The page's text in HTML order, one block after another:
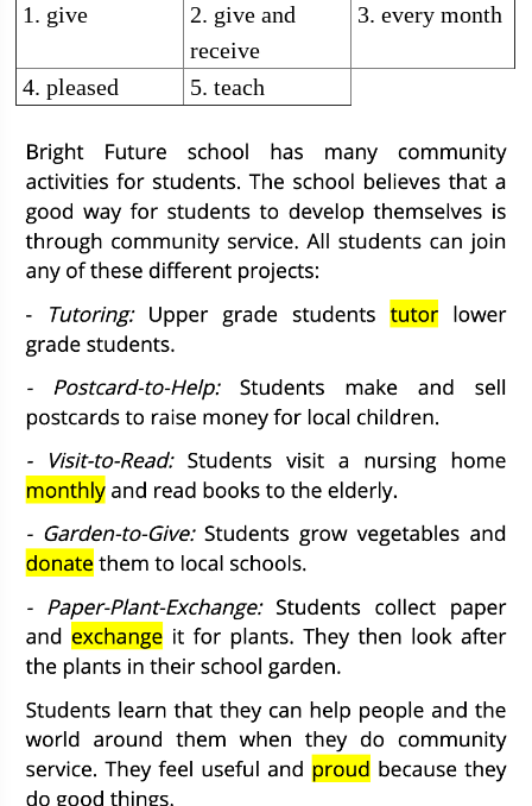
1. give
2. give and
receive
3. every month
4. pleased 5. teach